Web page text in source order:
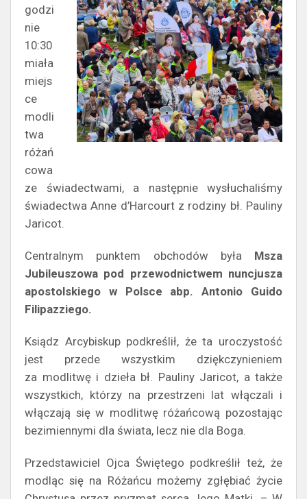
godzi
nie
10:30
miała
miejs
ce
modli
twa
różań
cowa
ze świadectwami, a następnie wysłuchaliśmy
świadectwa Anne d’Harcourt z rodziny bł. Pauliny
Jaricot.
Centralnym punktem obchodów była Msza
Jubileuszowa pod przewodnictwem nuncjusza
apostolskiego w Polsce abp. Antonio Guido
Filipazziego.
Ksiądz Arcybiskup podkreślił, że ta uroczystość
jest przede wszystkim dziękczynieniem
za modlitwę i dzieła bł. Pauliny Jaricot, a także
wszystkich, którzy na przestrzeni lat włączali i
włączają się w modlitwę różańcową pozostając
bezimiennymi dla świata, lecz nie dla Boga.
Przedstawiciel Ojca Świętego podkreślił też, że
modląc się na Różańcu możemy zgłębiać życie